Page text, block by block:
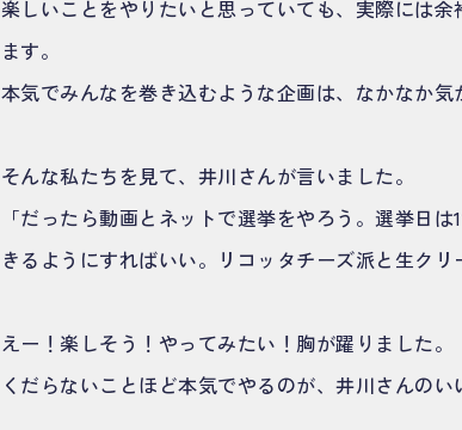
楽しいことをやりたいと思っていても、実際には
ます。
本気でみんなを巻き込むような企画は、なかなか気
そんな私たちを見て、井川さんが言いました。
「だったら動画とネットで選挙をやろう。選挙日
きるようにすればいい。リコッタチーズ派と生クリ
えー！楽しそう！やってみたい！胸が躍りました。
くだらないことほど本気でやるのが、井川さんのい